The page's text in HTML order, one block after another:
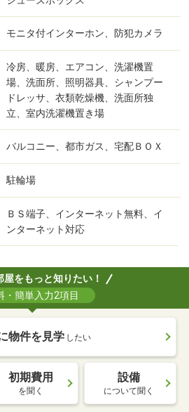
モニタ付インターホン、防犯カメラ
冷房、暖房、エアコン、洗濯機置
場、洗面所、照明器具、シャンプー
ドレッサ、衣類乾燥機、洗面所独
立、室内洗濯機置き場
バルコニー、都市ガス、宅配ＢＯＸ
駐輪場
ＢＳ端子、インターネット無料、イ
ンターネット対応
屋をもっと知りたい！
・簡単入力2項目
物件を見学 したい
初期費用
を聞く
設備
について聞く